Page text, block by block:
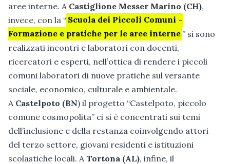
aree interne. A Castiglione Messer Marino (CH),
invece, con la “ Scuola dei Piccoli Comuni –
Formazione e pratiche per le aree interne ” si sono
realizzati incontri e laboratori con docenti,
ricercatori e esperti, nell’ottica di rendere i piccoli
comuni laboratori di nuove pratiche sul versante
sociale, economico, culturale e ambientale.
A Castelpoto (BN) il progetto “Castelpoto, piccolo
comune cosmopolita” ci si è concentrati sui temi
dell’inclusione e della restanza coinvolgendo attori
del terzo settore, giovani residenti e istituzioni
scolastiche locali. A Tortona (AL), infine, il